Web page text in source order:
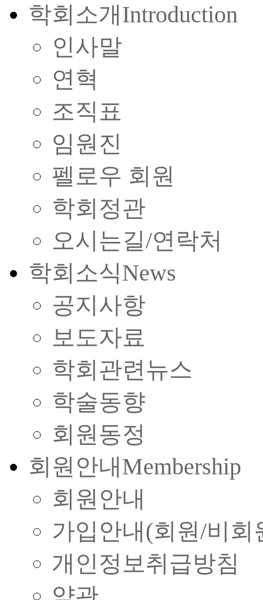
학회소개Introduction
인사말
연혁
조직표
임원진
펠로우 회원
학회정관
오시는길/연락처
학회소식News
공지사항
보도자료
학회관련뉴스
학술동향
회원동정
회원안내Membership
회원안내
가입안내(회원/비회
개인정보취급방침